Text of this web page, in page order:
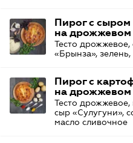
Пирог с сыром
на дрожжевом
Тесто дрожжевое,
«Брынза»,
Пирог с
на дрожжевом
Тесто
сыр «Сулугуни»,
масло сливочное